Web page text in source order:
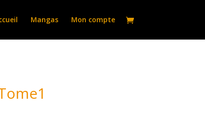
Mangas Mon compte